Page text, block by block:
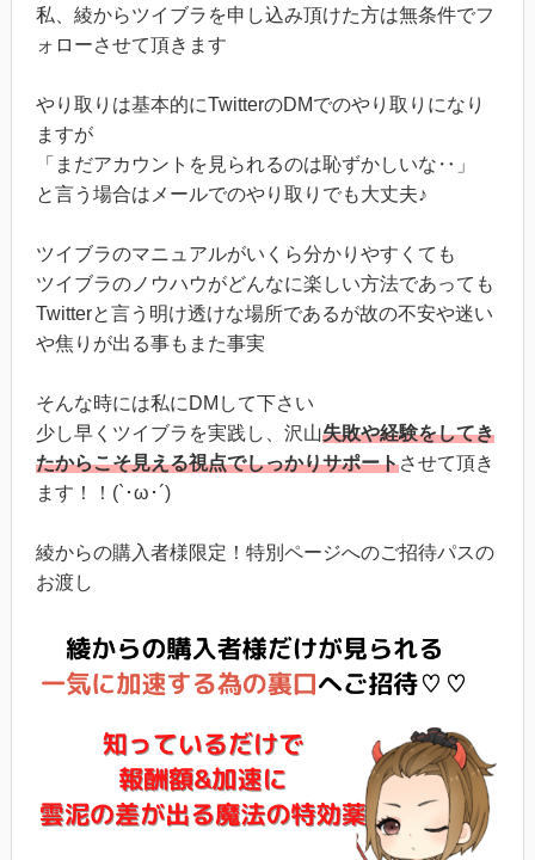
私、綾からツイブラを申し込み頂けた方は無条件でフ
ォローさせて頂きます
やり取りは基本的にTwitterのDMでのやり取りになり
ますが
「まだアカウントを見られるのは恥ずかしいな‥」
と言う場合はメールでのやり取りでも大丈夫♪
ツイブラのマニュアルがいくら分かりやすくても
ツイブラのノウハウがどんなに楽しい方法であっても
Twitterと言う明け透けな場所であるが故の不安や迷い
や焦りが出る事もまた事実
そんな時には私にDMして下さい
少し早くツイブラを実践し、沢山失敗や経験をしてき
たからこそ見える視点でしっかりサポートさせて頂き
ます！！(`･ω･´)
綾からの購入者様限定！特別ページへのご招待パスの
お渡し